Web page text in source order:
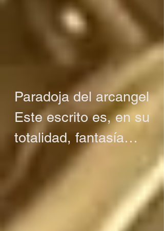
Paradoja del arcangel
Este escrito es, en su
totalidad, fantasía
O tal vez no es
fantasía
Existió (o existe) una
realidad donde este